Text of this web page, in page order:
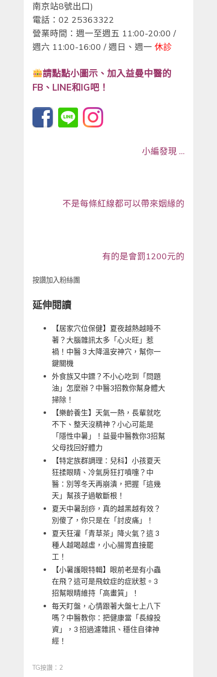
南京站8號出口)
電話：02 25363322
營業時間：週一至週五 11:00-20:00 /
週六 11:00-16:00 / 週日、週一 休診
請點點小圖示、 加入益曼中醫的
FB、LINE和IG吧！
小編發現 …
不是每條紅線都可以帶來姻緣的
有的是會罰1200元的
按讚加入粉絲團
延伸閱讀
【居家穴位保健】夏夜越熱越睡不
著？大腦雜訊太多「心火旺」惹
禍！中醫 3 大降溫安神穴，幫你一
鍵關機
外食族又中鏢？不小心吃到「問題
油」怎麼辦？中醫3招教你幫身體大
掃除！
【樂齡養生】天氣一熱，長輩就吃
不下、整天沒精神？小心可能是
「隱性中暑」！益曼中醫教你3招幫
父母找回好體力
【特定族群調理：兒科】小孩夏天
狂揉眼睛、冷氣房狂打噴嚏？中
醫：別等冬天再崩潰，把握「這幾
天」幫孩子過敏斷根！
夏天中暑刮痧，真的越黑越有效？
別傻了，你只是在「討皮痛」！
夏天狂灌「青草茶」降火氣？這 3
種人越喝越虛，小心腸胃直接罷
工！
【小暑護眼特輯】眼前老是有小蟲
在飛？這可是飛蚊症的症狀惹。3
招幫眼睛維持「高畫質」！
每天盯盤，心情跟著大盤七上八下
嗎？中醫教你：把健康當「長線投
資」，3 招過濾雜訊、穩住自律神
經！
TG按讚：2